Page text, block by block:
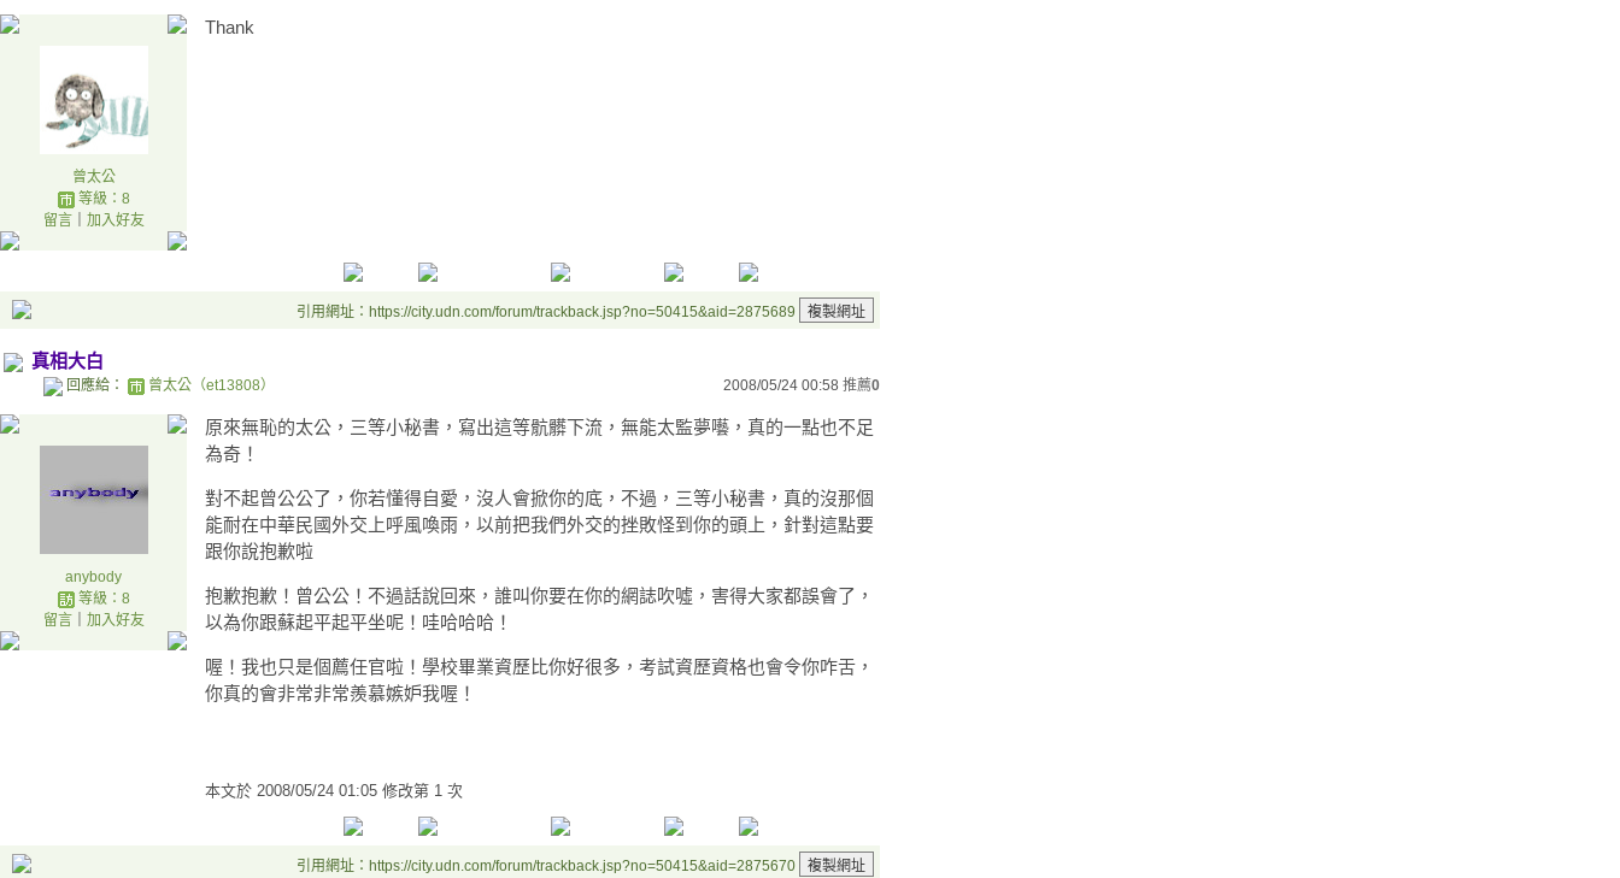
曾太公
等級：8
留言｜ 加入好友
Thank
引用網址：https://city.udn.com/forum/trackback.jsp?no=50415&aid=2875689
真相大白
回應給： 曾太公（et13808） 2008/05/24 00:58 推薦0
anybody
等級：8
留言｜ 加入好友
原來無恥的太公，三等小秘書，寫出這等骯髒下流，無能太監夢囈，真的一點也不足
為奇！
對不起曾公公了，你若懂得自愛，沒人會掀你的底，不過，三等小秘書，真的沒那個
能耐在中華民國外交上呼風喚雨，以前把我們外交的挫敗怪到你的頭上，針對這點要
跟你說抱歉啦
抱歉抱歉！曾公公！不過話說回來，誰叫你要在你的網誌吹噓，害得大家都誤會了，
以為你跟蘇起平起平坐呢！哇哈哈哈！
喔！我也只是個薦任官啦！學校畢業資歷比你好很多，考試資歷資格也會令你咋舌，
你真的會非常非常羨慕嫉妒我喔！
本文於 2008/05/24 01:05 修改第 1 次
引用網址：https://city.udn.com/forum/trackback.jsp?no=50415&aid=2875670